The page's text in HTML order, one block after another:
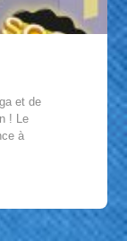
et de
! Le
à